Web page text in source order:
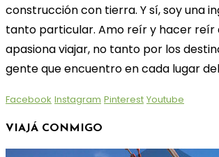
construcción con tierra. Y sí, soy una
tanto particular. Amo reír y hacer reír
apasiona viajar, no tanto por los
gente que encuentro en cada lugar
Facebook Instagram Pinterest Youtube
VIAJÁ CONMIGO